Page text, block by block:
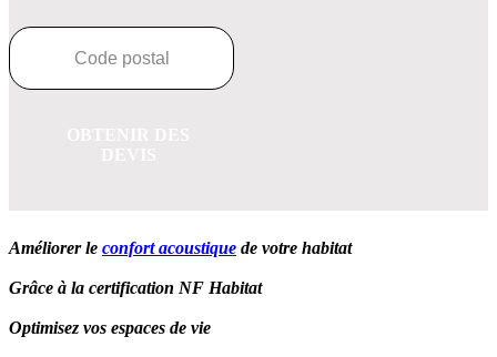
Améliorer le confort acoustique de votre habitat
Grâce à la certification NF Habitat
Optimisez vos espaces de vie